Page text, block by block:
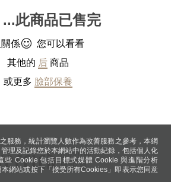
...此商品已售完
係
您可以看看
其他的 后 商品
或更多 臉部保養
服務，統計瀏覽人數作為改善服務之參考，本網
理及記錄您於本網站中的活動紀錄，包括個人化
些 Cookie 包括目標式媒體 Cookie 與進階分析
網站或按下「接受所有Cookies」即表示您同意